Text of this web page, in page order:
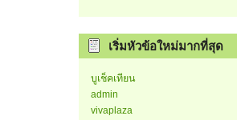
เริ่มหัวข้อใหม่มากที่สุด
บูเช็คเทียน
admin
vivaplaza